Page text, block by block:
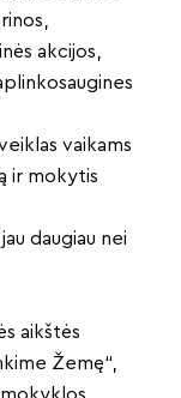
akcijos,
vaikams
ir mokytis
daugiau nei
aikštės
Žemę“,